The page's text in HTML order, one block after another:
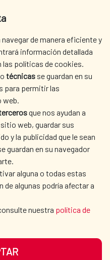
de manera eficiente y
información detallada
las políticas de cookies.
técnicas se guardan en su
para permitir las
web.
que nos ayudan a
web, guardar sus
y la publicidad que le sean
guardan en su navegador
alguna o todas estas
algunas podría afectar a
nuestra política de
OÙ NOUS COOPÉRONS
SALLE DE PRESSE
BIBLIOTHÈQUE
DES DONNÉES